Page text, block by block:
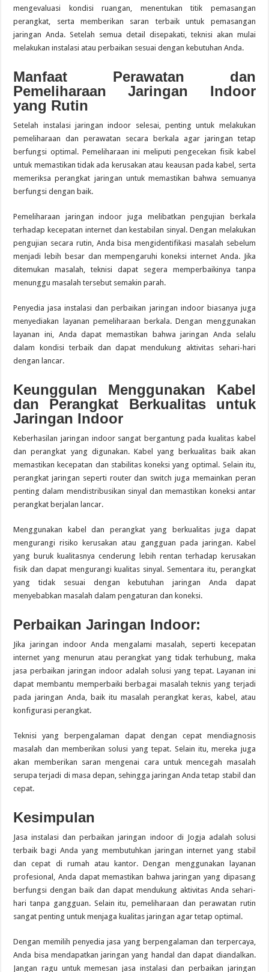
mengevaluasi kondisi ruangan, menentukan titik pemasangan
perangkat, serta memberikan saran terbaik untuk pemasangan
jaringan Anda. Setelah semua detail disepakati, teknisi akan mulai
melakukan instalasi atau perbaikan sesuai dengan kebutuhan Anda.
Manfaat Perawatan dan
Pemeliharaan Jaringan Indoor
yang Rutin
Setelah instalasi jaringan indoor selesai, penting untuk melakukan
pemeliharaan dan perawatan secara berkala agar jaringan tetap
berfungsi optimal. Pemeliharaan ini meliputi pengecekan fisik kabel
untuk memastikan tidak ada kerusakan atau keausan pada kabel, serta
memeriksa perangkat jaringan untuk memastikan bahwa semuanya
berfungsi dengan baik.
Pemeliharaan jaringan indoor juga melibatkan pengujian berkala
terhadap kecepatan internet dan kestabilan sinyal. Dengan melakukan
pengujian secara rutin, Anda bisa mengidentifikasi masalah sebelum
menjadi lebih besar dan mempengaruhi koneksi internet Anda. Jika
ditemukan masalah, teknisi dapat segera memperbaikinya tanpa
menunggu masalah tersebut semakin parah.
Penyedia jasa instalasi dan perbaikan jaringan indoor biasanya juga
menyediakan layanan pemeliharaan berkala. Dengan menggunakan
layanan ini, Anda dapat memastikan bahwa jaringan Anda selalu
dalam kondisi terbaik dan dapat mendukung aktivitas sehari-hari
dengan lancar.
Keunggulan Menggunakan Kabel
dan Perangkat Berkualitas untuk
Jaringan Indoor
Keberhasilan jaringan indoor sangat bergantung pada kualitas kabel
dan perangkat yang digunakan. Kabel yang berkualitas baik akan
memastikan kecepatan dan stabilitas koneksi yang optimal. Selain itu,
perangkat jaringan seperti router dan switch juga memainkan peran
penting dalam mendistribusikan sinyal dan memastikan koneksi antar
perangkat berjalan lancar.
Menggunakan kabel dan perangkat yang berkualitas juga dapat
mengurangi risiko kerusakan atau gangguan pada jaringan. Kabel
yang buruk kualitasnya cenderung lebih rentan terhadap kerusakan
fisik dan dapat mengurangi kualitas sinyal. Sementara itu, perangkat
yang tidak sesuai dengan kebutuhan jaringan Anda dapat
menyebabkan masalah dalam pengaturan dan koneksi.
Perbaikan Jaringan Indoor:
Jika jaringan indoor Anda mengalami masalah, seperti kecepatan
internet yang menurun atau perangkat yang tidak terhubung, maka
jasa perbaikan jaringan indoor adalah solusi yang tepat. Layanan ini
dapat membantu memperbaiki berbagai masalah teknis yang terjadi
pada jaringan Anda, baik itu masalah perangkat keras, kabel, atau
konfigurasi perangkat.
Teknisi yang berpengalaman dapat dengan cepat mendiagnosis
masalah dan memberikan solusi yang tepat. Selain itu, mereka juga
akan memberikan saran mengenai cara untuk mencegah masalah
serupa terjadi di masa depan, sehingga jaringan Anda tetap stabil dan
cepat.
Kesimpulan
Jasa instalasi dan perbaikan jaringan indoor di Jogja adalah solusi
terbaik bagi Anda yang membutuhkan jaringan internet yang stabil
dan cepat di rumah atau kantor. Dengan menggunakan layanan
profesional, Anda dapat memastikan bahwa jaringan yang dipasang
berfungsi dengan baik dan dapat mendukung aktivitas Anda sehari-
hari tanpa gangguan. Selain itu, pemeliharaan dan perawatan rutin
sangat penting untuk menjaga kualitas jaringan agar tetap optimal.
Dengan memilih penyedia jasa yang berpengalaman dan terpercaya,
Anda bisa mendapatkan jaringan yang handal dan dapat diandalkan.
Jangan ragu untuk memesan jasa instalasi dan perbaikan jaringan